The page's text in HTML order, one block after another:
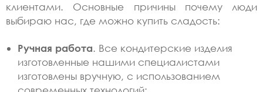
клиентами. Основные причины почему люди
выбираю нас, где можно купить сладость:
Ручная работа. Все кондитерские изделия
изготовленные нашими специалистами
изготовлены вручную, с использованием